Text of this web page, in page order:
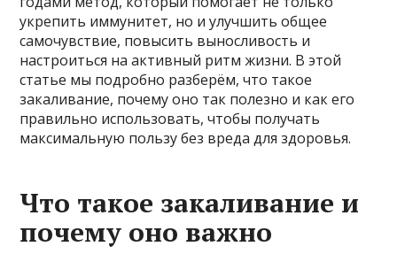
укрепить иммунитет, но и улучшить общее
самочувствие, повысить выносливость и
настроиться на активный ритм жизни. В этой
статье мы подробно разберём, что такое
закаливание, почему оно так полезно и как его
правильно использовать, чтобы получать
максимальную пользу без вреда для здоровья.
Что такое закаливание и
почему оно важно